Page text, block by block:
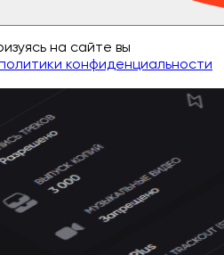
на сайте вы
конфиденциальности